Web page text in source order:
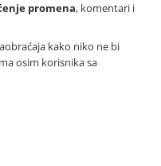
promena, komentari i
kako niko ne bi
osim korisnika sa